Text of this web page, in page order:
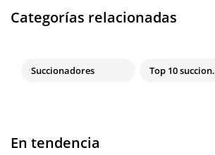
Categorías relacionadas
Succionadores Top 10 succion.
En tendencia